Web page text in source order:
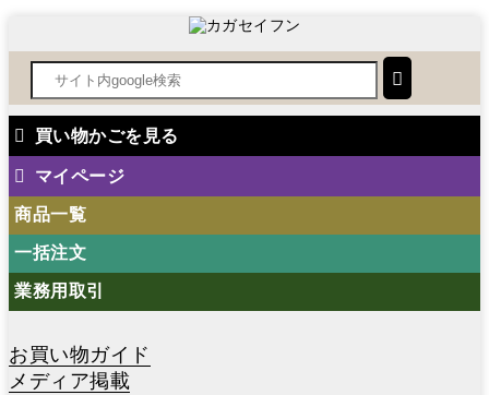
買い物かごを見る
マイページ
商品一覧
一括注文
業務用取引
お買い物ガイド
メディア掲載